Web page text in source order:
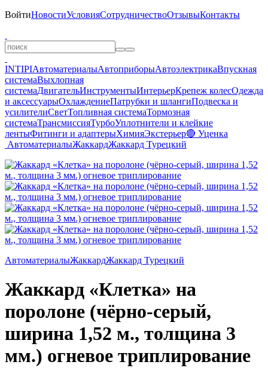
ВойтиНовостиУсловияСотрудничествоОтзывыКонтакты
INTIPIАвтоматериалыАвтоприборыАвтоэлектрикаВпускная
системаВыхлопная
системаДвигательИнструментыИнтерьерКрепеж колесОдежда
и аксессуарыОхлаждениеПатрубки и шлангиПодвеска и
усилителиСветТопливная системаТормозная
системаТрансмиссияТурбоУплотнители и клейкие
лентыФитинги и адаптерыХимияЭкстерьер🔴 Уценка
АвтоматериалыЖаккардЖаккард Турецкий
АвтоматериалыЖаккардЖаккард Турецкий
Жаккард «Клетка» на
поролоне (чёрно-серый,
ширина 1,52 м., толщина 3
мм.) огневое триплирование